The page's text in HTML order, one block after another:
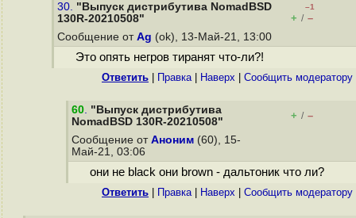
30. "Выпуск дистрибутива NomadBSD
130R-20210508"
–1
+ / –
Сообщение от Ag (ok), 13-Май-21, 13:00
Это опять негров тиранят что-ли?!
Ответить Правка| Наверх Cообщить модератору
60. "Выпуск дистрибутива
NomadBSD 130R-20210508"
+ / –
Сообщение от Аноним (60), 15-
Май-21, 03:06
они не black они brown - дальтоник что ли?
Ответить Правка| Наверх Cообщить модератору